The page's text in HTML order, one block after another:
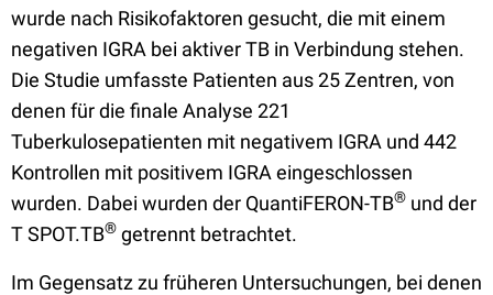
wurde nach Risikofaktoren gesucht, die mit einem
negativen IGRA bei aktiver TB in Verbindung stehen.
Die Studie umfasste Patienten aus 25 Zentren, von
denen für die finale Analyse 221
Tuberkulosepatienten mit negativem IGRA und 442
Kontrollen mit positivem IGRA eingeschlossen
wurden. Dabei wurden der QuantiFERON-TB® und der
T SPOT.TB® getrennt betrachtet.
Im Gegensatz zu früheren Untersuchungen, bei denen